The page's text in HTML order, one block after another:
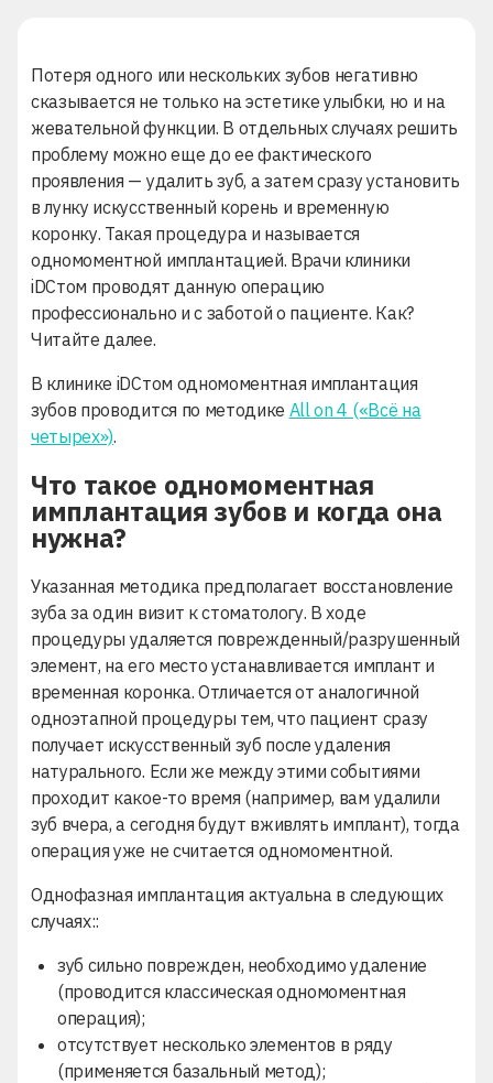
Потеря одного или нескольких зубов негативно
сказывается не только на эстетике улыбки, но и на
жевательной функции. В отдельных случаях решить
проблему можно еще до ее фактического
проявления — удалить зуб, а затем сразу установить
в лунку искусственный корень и временную
коронку. Такая процедура и называется
одномоментной имплантацией. Врачи клиники
iDСтом проводят данную операцию
профессионально и с заботой о пациенте. Как?
Читайте далее.
В клинике iDСтом одномоментная имплантация
зубов проводится по методике All on 4 («Всё на
четырех»).
Что такое одномоментная
имплантация зубов и когда она
нужна?
Указанная методика предполагает восстановление
зуба за один визит к стоматологу. В ходе
процедуры удаляется поврежденный/разрушенный
элемент, на его место устанавливается имплант и
временная коронка. Отличается от аналогичной
одноэтапной процедуры тем, что пациент сразу
получает искусственный зуб после удаления
натурального. Если же между этими событиями
проходит какое-то время (например, вам удалили
зуб вчера, а сегодня будут вживлять имплант), тогда
операция уже не считается одномоментной.
Однофазная имплантация актуальна в следующих
случаях::
зуб сильно поврежден, необходимо удаление
(проводится классическая одномоментная
операция);
отсутствует несколько элементов в ряду
(применяется базальный метод);